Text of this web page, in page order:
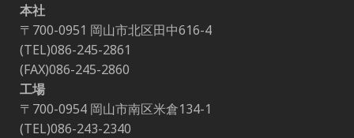
本社
〒700-0951 岡山市北区田中616-4
(TEL)086-245-2861
(FAX)086-245-2860
工場
〒700-0954 岡山市南区米倉134-1
(TEL)086-243-2340